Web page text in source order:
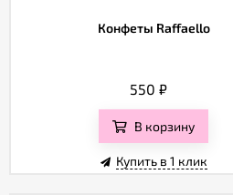
Конфеты Raffaello
550 ₽
В корзину
Купить в 1 клик